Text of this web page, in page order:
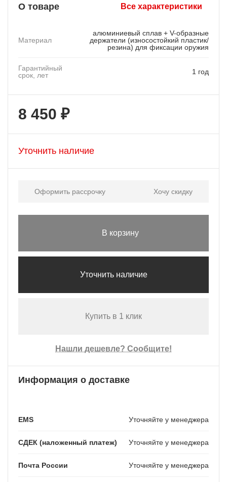
О товаре Все характеристики
Материал
алюминиевый сплав + V-образные
держатели (износостойкий пластик/
резина) для фиксации оружия
Гарантийный
срок, лет
1 год
8 450 ₽
Уточнить наличие
Оформить рассрочку Хочу скидку
В корзину
Уточнить наличие
Купить в 1 клик
Нашли дешевле? Сообщите!
Информация о доставке
EMS Уточняйте у менеджера
СДЕК (наложенный платеж) Уточняйте у менеджера
Почта России Уточняйте у менеджера